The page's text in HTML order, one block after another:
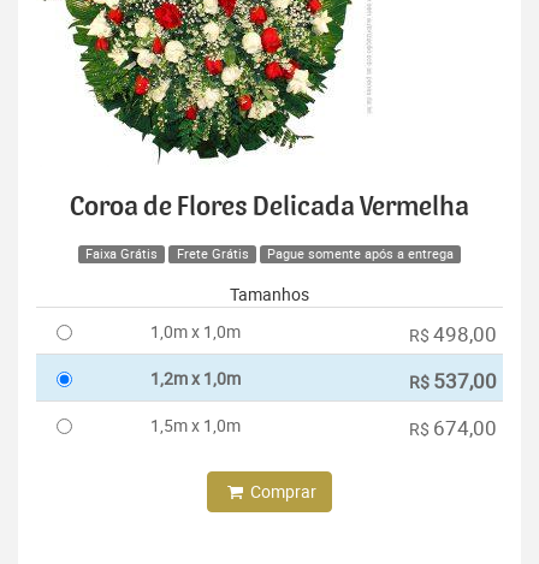
Coroa de Flores Delicada Vermelha
Faixa Grátis Frete Grátis Pague somente após a entrega
Tamanhos
1,0m x 1,0m
R$ 498,00
1,2m x 1,0m R$ 537,00
1,5m x 1,0m R$ 674,00
Comprar